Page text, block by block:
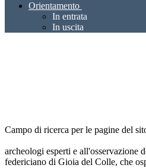
Orientamento
In entrata
In uscita
Campo di ricerca per le pagine del
archeologi esperti e all'osservazione
federiciano di Gioia del Colle, che